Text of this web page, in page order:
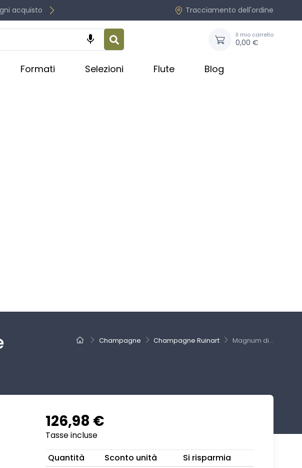
acquisto Tracciamento dell'ordine
 Il mio carrello
0,00 €
Formati Selezioni Flute Blog
Champagne Champagne Ruinart Magnum di...
126,98 €
Tasse incluse
Quantità
Sconto unità
Si risparmia